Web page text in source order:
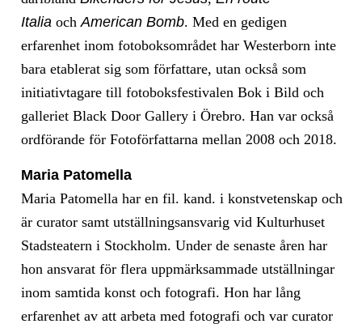
Italia ochAmerican Bomb. Med en gedigen
erfarenhet inom fotoboksområdet har Westerborn inte
bara etablerat sig som författare, utan också som
initiativtagare till fotoboksfestivalen Bok i Bild och
galleriet Black Door Gallery i Örebro. Han var också
ordförande för Fotoförfattarna mellan 2008 och 2018.
Maria Patomella
Maria Patomella har en fil. kand. i konstvetenskap och
är curator samt utställningsansvarig vid Kulturhuset
Stadsteatern i Stockholm. Under de senaste åren har
hon ansvarat för flera uppmärksammade utställningar
inom samtida konst och fotografi. Hon har lång
erfarenhet av att arbeta med fotografi och var curator